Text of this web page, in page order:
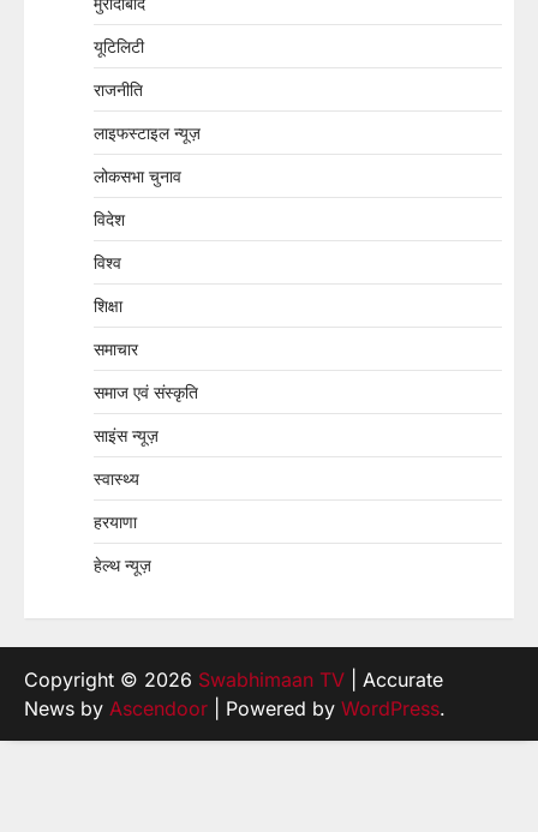
यूटिलिटी
राजनीति
लाइफस्टाइल न्यूज़
लोकसभा चुनाव
विदेश
विश्व
शिक्षा
समाचार
समाज एवं संस्कृति
साइंस न्यूज़
स्वास्थ्य
हरयाणा
हेल्थ न्यूज़
Copyright © 2026 Swabhimaan TV | Accurate
News by Ascendoor | Powered by WordPress.